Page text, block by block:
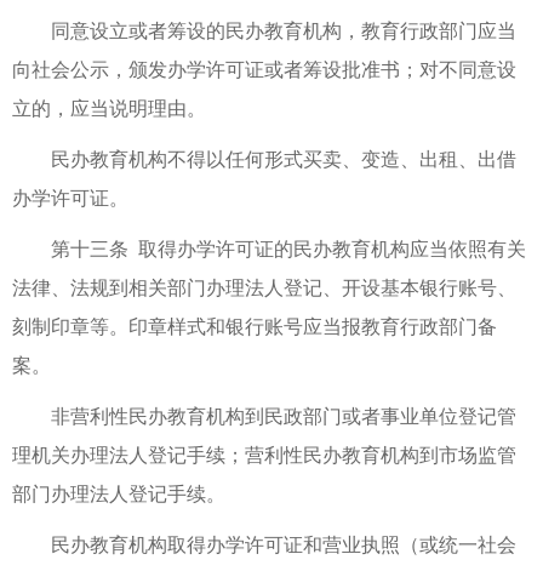
同意设立或者筹设的民办教育机构，教育行政部门应当
向社会公示，颁发办学许可证或者筹设批准书；对不同意设
立的，应当说明理由。
民办教育机构不得以任何形式买卖、变造、出租、出借
办学许可证。
第十三条 取得办学许可证的民办教育机构应当依照有关
法律、法规到相关部门办理法人登记、开设基本银行账号、
刻制印章等。印章样式和银行账号应当报教育行政部门备
案。
非营利性民办教育机构到民政部门或者事业单位登记管
理机关办理法人登记手续；营利性民办教育机构到市场监管
部门办理法人登记手续。
民办教育机构取得办学许可证和营业执照（或统一社会